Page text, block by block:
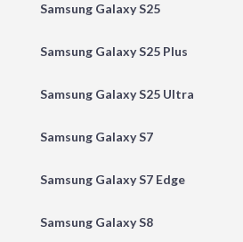
Samsung Galaxy S25
Samsung Galaxy S25 Plus
Samsung Galaxy S25 Ultra
Samsung Galaxy S7
Samsung Galaxy S7 Edge
Samsung Galaxy S8